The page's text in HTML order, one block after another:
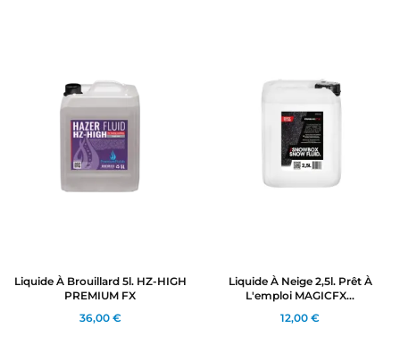
Liquide À Brouillard 5l. HZ-HIGH
PREMIUM FX
36,00 €
Liquide À Neige 2,5l. Prêt À
L'emploi MAGICFX...
12,00 €
MES LISTES
((MODALTITLE))
((confirmMessage))
CRÉER UNE LISTE D'ENVIES
NOM DE LA LISTE D'ENVIES
CONNEXION
Vous devez être connecté pour ajouter des produits
à votre liste d'envies.